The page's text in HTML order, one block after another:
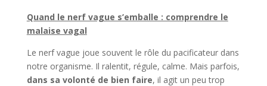
Quand le nerf vague s’emballe : comprendre le
malaise vagal
Le nerf vague joue souvent le rôle du pacificateur dans
notre organisme. Il ralentit, régule, calme. Mais parfois,
dans sa volonté de bien faire, il agit un peu trop